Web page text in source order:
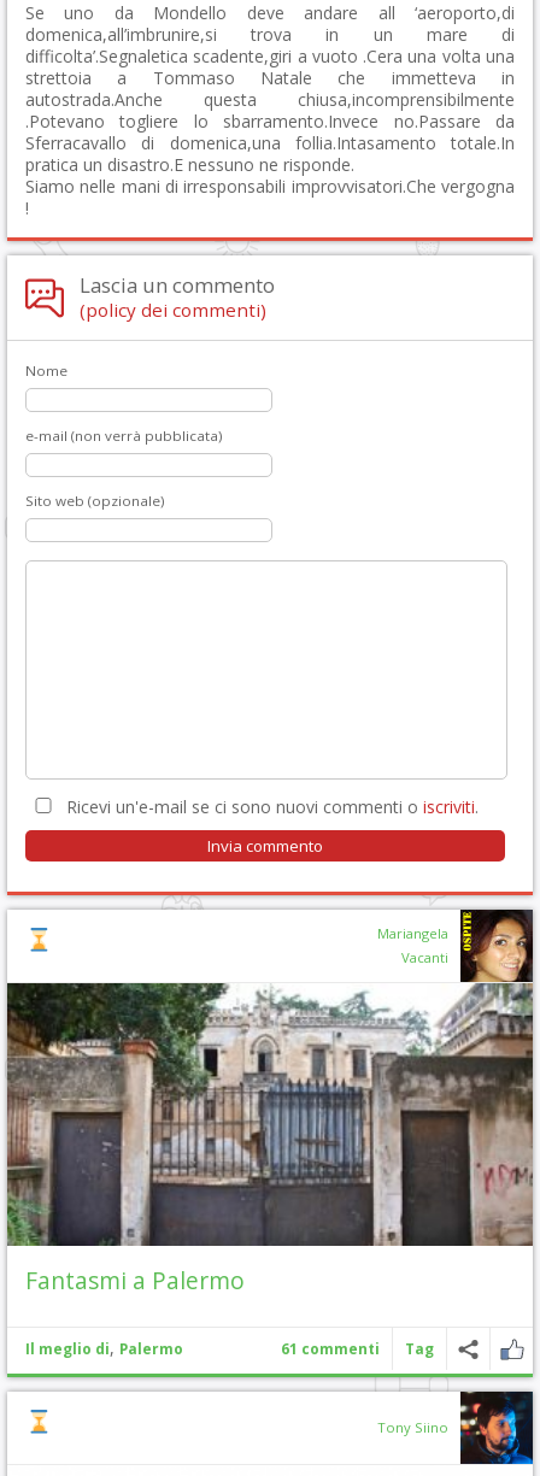
Se uno da Mondello deve andare all ‘aeroporto,di
domenica,all’imbrunire,si trova in un mare di
difficolta’.Segnaletica scadente,giri a vuoto .Cera una volta una
strettoia a Tommaso Natale che immetteva in
autostrada.Anche questa chiusa,incomprensibilmente
.Potevano togliere lo sbarramento.Invece no.Passare da
Sferracavallo di domenica,una follia.Intasamento totale.In
pratica un disastro.E nessuno ne risponde.
Siamo nelle mani di irresponsabili improvvisatori.Che vergogna
!
Lascia un commento
(policy dei commenti)
Nome
e-mail (non verrà pubblicata)
Sito web (opzionale)
Ricevi un'e-mail se ci sono nuovi commenti o iscriviti.
Mariangela
Vacanti
Fantasmi a Palermo
Il meglio di, Palermo 61 commenti Tag
Tony Siino